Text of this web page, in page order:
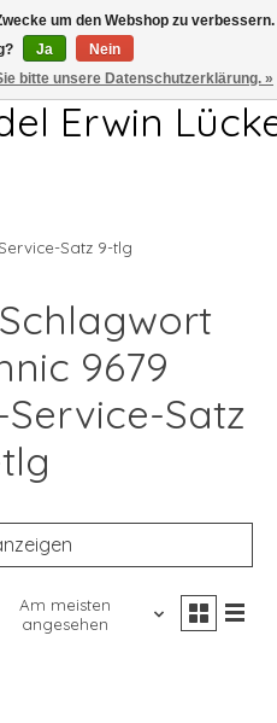
FR 7.00-13.00Uhr
Erwin
Satz 9-tlg
9679
Satz
Am meisten
angesehen
um den Webshop zu verbessern.
Ja
Nein
bitte unsere Datenschutzerklärung. »